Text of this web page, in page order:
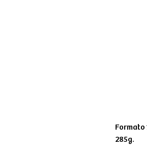
Formato
285g.